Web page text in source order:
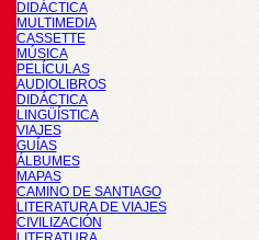
DIDÁCTICA
MULTIMEDIA
CASSETTE
MÚSICA
PELÍCULAS
AUDIOLIBROS
DIDÁCTICA
LINGÜÍSTICA
VIAJES
GUÍAS
ÁLBUMES
MAPAS
CAMINO DE SANTIAGO
LITERATURA DE VIAJES
CIVILIZACIÓN